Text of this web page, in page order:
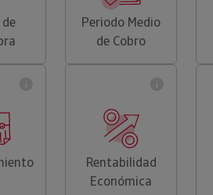
Periodo Medio
de Cobro
Rentabilidad
Económica